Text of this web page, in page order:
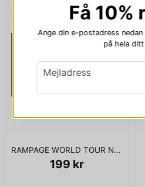
RAMPAGE WORLD TOUR N64
199 kr
Ja, ni får publicera min
Få 10%
Ange din e-postadress
på hela
email
Mejladress